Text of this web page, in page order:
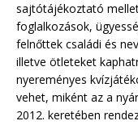
sajtótájékoztató
foglalkozások,
felnőttek családi és
illetve ötleteket
nyereményes
vehet, miként az a
2012. keretében